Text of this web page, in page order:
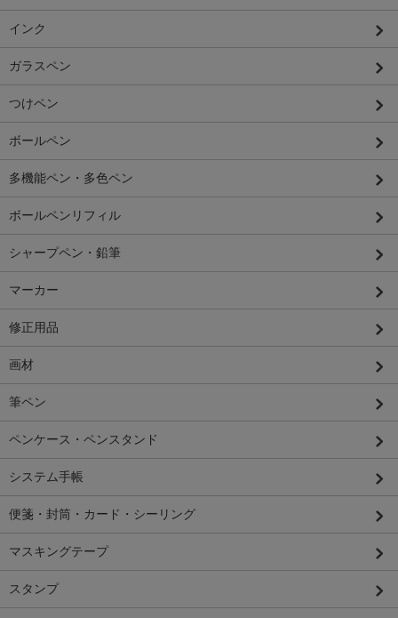
インク
ガラスペン
つけペン
ボールペン
多機能ペン・多色ペン
ボールペンリフィル
シャープペン・鉛筆
マーカー
修正用品
画材
筆ペン
ペンケース・ペンスタンド
システム手帳
便箋・封筒・カード・シーリング
マスキングテープ
スタンプ